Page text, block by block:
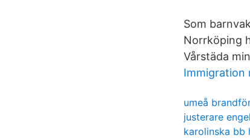
Som
Norrköping
Vårstäda
Immigration
umeå
justerare
karolinska bb